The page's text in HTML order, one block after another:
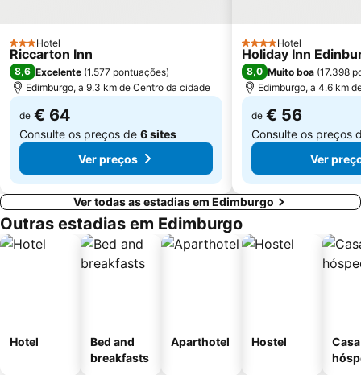
3 Estrelas
Hotel
Riccarton Inn
8,6 Excelente (1.577 pontuações)
Edimburgo, a 9.3 km de Centro da cidade
de € 64
Consulte os preços de 6 sites
Ver preços
4 Estrelas
Hotel
Holiday Inn
8,0 Muito boa (17.398
Edimburgo, a 4.6 km
de € 56
Consulte os preços
Ver
Ver todas as estadias em Edimburgo
Outras estadias em Edimburgo
Hotel
Bed and
breakfasts
Aparthotel Hostel